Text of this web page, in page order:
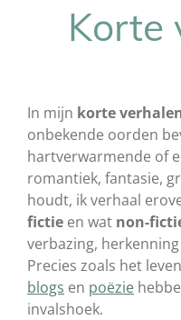
Korte
In mijn korte
onbekende oorden
hartverwarmende of
romantiek, fantasie,
houdt, ik verhaal
fictie en wat non-
verbazing,
Precies zoals het
blogs en poëzie
invalshoek.